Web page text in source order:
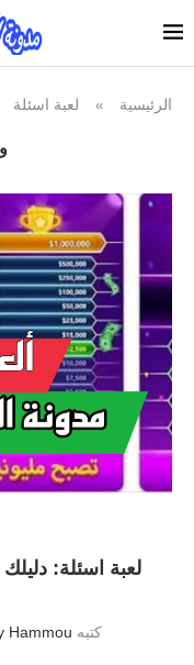
الرئيسية » لعبة اسئلة
لعبة اسئلة:
كتبه Hammou